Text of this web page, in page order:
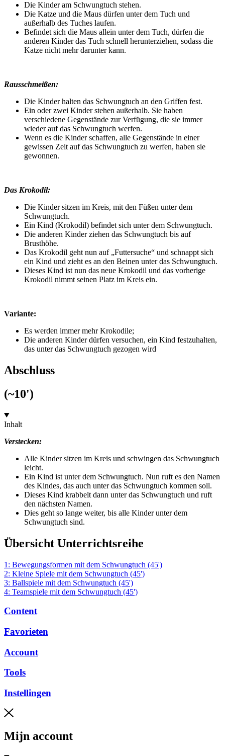
Die Kinder am Schwungtuch stehen.
Die Katze und die Maus dürfen unter dem Tuch und
außerhalb des Tuches laufen.
Befindet sich die Maus allein unter dem Tuch, dürfen die
anderen Kinder das Tuch schnell herunterziehen, sodass die
Katze nicht mehr darunter kann.
Rausschmeißen:
Die Kinder halten das Schwungtuch an den Griffen fest.
Ein oder zwei Kinder stehen außerhalb. Sie haben
verschiedene Gegenstände zur Verfügung, die sie immer
wieder auf das Schwungtuch werfen.
Wenn es die Kinder schaffen, alle Gegenstände in einer
gewissen Zeit auf das Schwungtuch zu werfen, haben sie
gewonnen.
Das Krokodil:
Die Kinder sitzen im Kreis, mit den Füßen unter dem
Schwungtuch.
Ein Kind (Krokodil) befindet sich unter dem Schwungtuch.
Die anderen Kinder ziehen das Schwungtuch bis auf
Brusthöhe.
Das Krokodil geht nun auf „Futtersuche“ und schnappt sich
ein Kind und zieht es an den Beinen unter das Schwungtuch.
Dieses Kind ist nun das neue Krokodil und das vorherige
Krokodil nimmt seinen Platz im Kreis ein.
Variante:
Es werden immer mehr Krokodile;
Die anderen Kinder dürfen versuchen, ein Kind festzuhalten,
das unter das Schwungtuch gezogen wird
Abschluss
(~10')
Inhalt
Verstecken:
Alle Kinder sitzen im Kreis und schwingen das Schwungtuch
leicht.
Ein Kind ist unter dem Schwungtuch. Nun ruft es den Namen
des Kindes, das auch unter das Schwungtuch kommen soll.
Dieses Kind krabbelt dann unter das Schwungtuch und ruft
den nächsten Namen.
Dies geht so lange weiter, bis alle Kinder unter dem
Schwungtuch sind.
Übersicht Unterrichtsreihe
1: Bewegungsformen mit dem Schwungtuch (45')
2: Kleine Spiele mit dem Schwungtuch (45')
3: Ballspiele mit dem Schwungtuch (45')
4: Teamspiele mit dem Schwungtuch (45')
Content
Favorieten
Account
Tools
Instellingen
Mijn account